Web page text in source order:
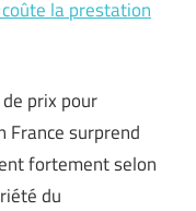
la prestation
prix pour
France surprend
fortement selon
du